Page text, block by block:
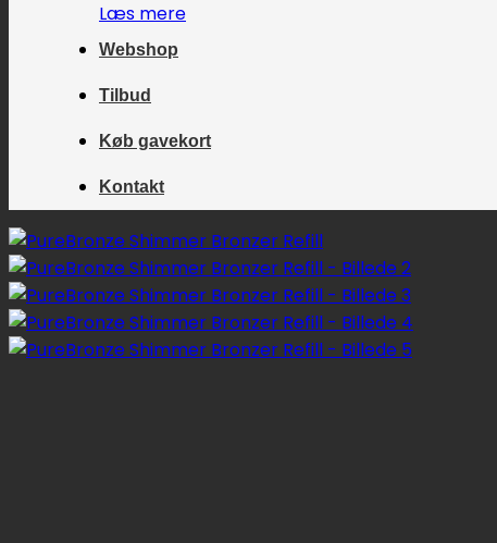
Læs mere
Webshop
Tilbud
Køb gavekort
Kontakt